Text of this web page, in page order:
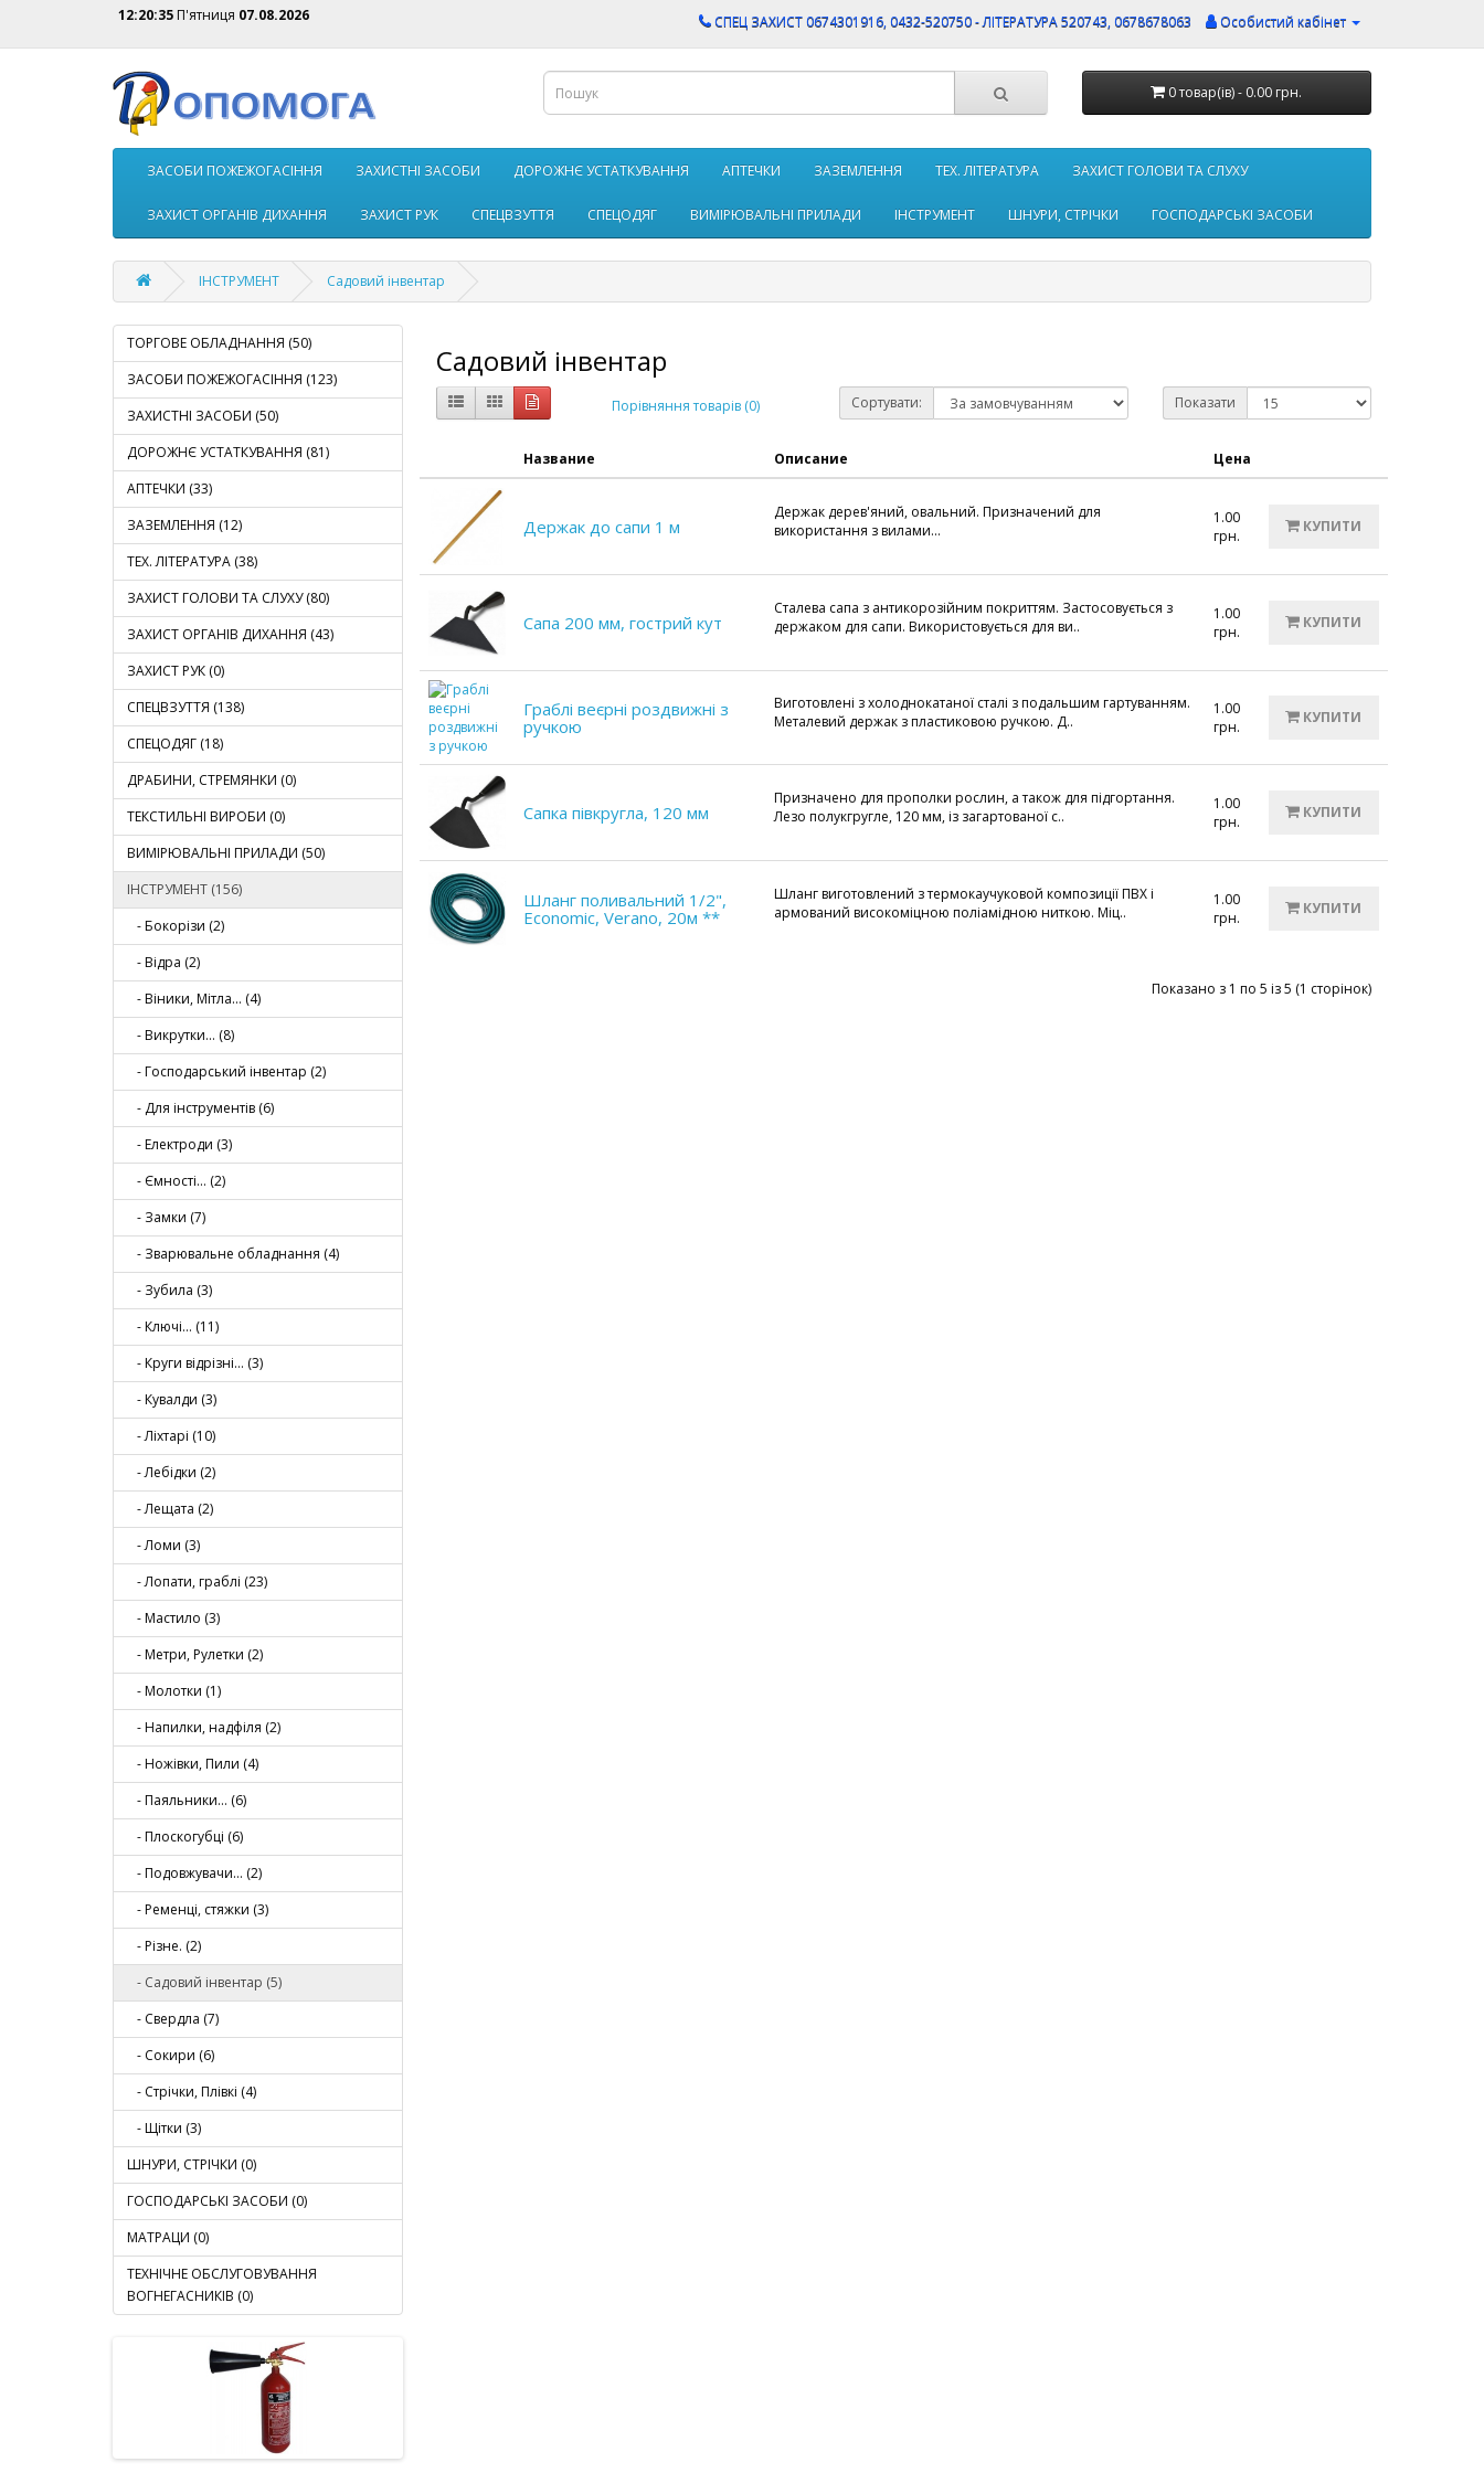
12:20:35 П'ятниця 07.08.2026 CПЕЦ ЗАХИСТ 0674301916, 0432-520750 - ЛІТЕРАТУРА 520743, 0678678063 Особистий кабінет
0 товар(ів) - 0.00 грн.
ЗАСОБИ ПОЖЕЖОГАСIННЯ ЗАХИСТНІ ЗАСОБИ ДОРОЖНЄ УСТАТКУВАННЯ АПТЕЧКИ ЗАЗЕМЛЕННЯ ТЕХ. ЛІТЕРАТУРА ЗАХИСТ ГОЛОВИ ТА СЛУХУ
ЗАХИСТ ОРГАНІВ ДИХАННЯ ЗАХИСТ РУК СПЕЦВЗУТТЯ СПЕЦОДЯГ ВИМІРЮВАЛЬНІ ПРИЛАДИ ІНСТРУМЕНТ ШНУРИ, СТРІЧКИ ГОСПОДАРСЬКІ ЗАСОБИ
ІНСТРУМЕНТ Садовий інвентар
ТОРГОВЕ ОБЛАДНАННЯ (50)
ЗАСОБИ ПОЖЕЖОГАСIННЯ (123)
ЗАХИСТНІ ЗАСОБИ (50)
ДОРОЖНЄ УСТАТКУВАННЯ (81)
АПТЕЧКИ (33)
ЗАЗЕМЛЕННЯ (12)
ТЕХ. ЛІТЕРАТУРА (38)
ЗАХИСТ ГОЛОВИ ТА СЛУХУ (80)
ЗАХИСТ ОРГАНІВ ДИХАННЯ (43)
ЗАХИСТ РУК (0)
СПЕЦВЗУТТЯ (138)
СПЕЦОДЯГ (18)
ДРАБИНИ, СТРЕМЯНКИ (0)
ТЕКСТИЛЬНІ ВИРОБИ (0)
ВИМІРЮВАЛЬНІ ПРИЛАДИ (50)
ІНСТРУМЕНТ (156)
- Бокорізи (2)
- Вiдра (2)
- Вiники, Мітла… (4)
- Викрутки… (8)
- Господарський інвентар (2)
- Для інструментів (6)
- Електроди (3)
- Ємності… (2)
- Замки (7)
- Зварювальне обладнання (4)
- Зубила (3)
- Ключі… (11)
- Круги відрізні… (3)
- Кувалди (3)
- Лiхтарi (10)
- Лебідки (2)
- Лещата (2)
- Ломи (3)
- Лопати, граблі (23)
- Мастило (3)
- Метри, Рулетки (2)
- Молотки (1)
- Напилки, надфіля (2)
- Ножiвки, Пили (4)
- Паяльники… (6)
- Плоскогубцi (6)
- Подовжувачи… (2)
- Ременці, стяжки (3)
- Різне. (2)
- Садовий інвентар (5)
- Свердла (7)
- Сокири (6)
- Стрiчки, Плівкі (4)
- Щiтки (3)
ШНУРИ, СТРІЧКИ (0)
ГОСПОДАРСЬКІ ЗАСОБИ (0)
МАТРАЦИ (0)
ТЕХНІЧНЕ ОБСЛУГОВУВАННЯ
ВОГНЕГАСНИКІВ (0)
Садовий інвентар
Порівняння товарів (0) Сортувати: Показати
Название Описание Цена
Держак до сапи 1 м
Держак дерев'яний, овальний. Призначений для
використання з вилами...
1.00
грн.
КУПИТИ
Сапа 200 мм, гострий кут
Сталева сапа з антикорозійним покриттям. Застосовується з
держаком для сапи. Використовується для ви..
1.00
грн.
КУПИТИ
Граблі веєрні роздвижні з
ручкою
Виготовлені з холоднокатаної сталі з подальшим гартуванням.
Металевий держак з пластиковою ручкою. Д..
1.00
грн.
КУПИТИ
Сапка півкругла, 120 мм
Призначено для прополки рослин, а також для підгортання.
Лезо полукгругле, 120 мм, із загартованої с..
1.00
грн.
КУПИТИ
Шланг поливальний 1/2",
Economic, Verano, 20м **
Шланг виготовлений з термокаучуковой композиції ПВХ і
армований високоміцною поліамідною ниткою. Міц..
1.00
грн.
КУПИТИ
Показано з 1 по 5 із 5 (1 сторінок)